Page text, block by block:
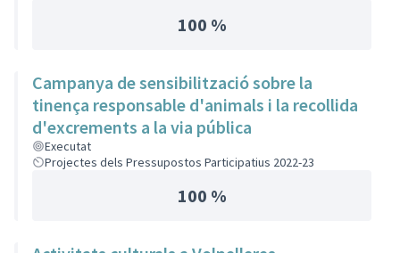
100 %
Campanya de sensibilització sobre la
tinença responsable d'animals i la recollida
d'excrements a la via pública
Executat
Projectes dels Pressupostos Participatius 2022-23
100 %